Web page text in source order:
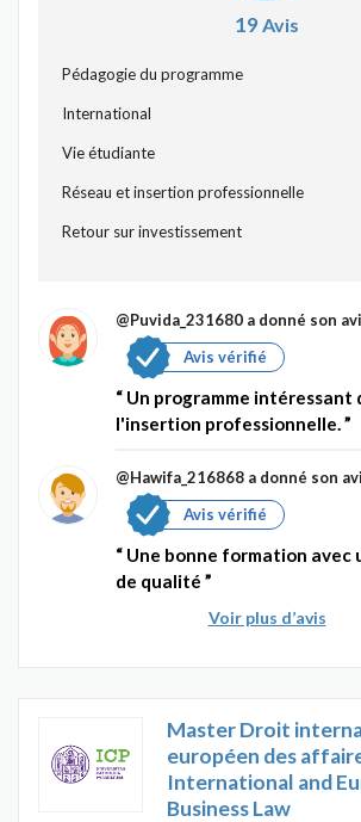
19 Avis
Pédagogie du programme
International
Vie étudiante
Réseau et insertion professionnelle
Retour sur investissement
@Puvida_231680 a donné son
Avis vérifié
Un programme intéressant
l'insertion professionnelle.
@Hawifa_216868 a donné son
Avis vérifié
Une bonne formation avec
de qualité
Voir plus d’avis
Master Droit
européen des
International and
Business Law